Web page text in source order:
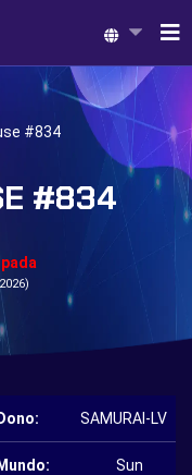
#834
#834
Dono: SAMURAI-LV
Mundo: Sun